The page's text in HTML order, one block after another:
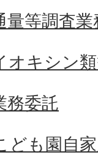
量等調査業
オキシン
務委託
ども園自